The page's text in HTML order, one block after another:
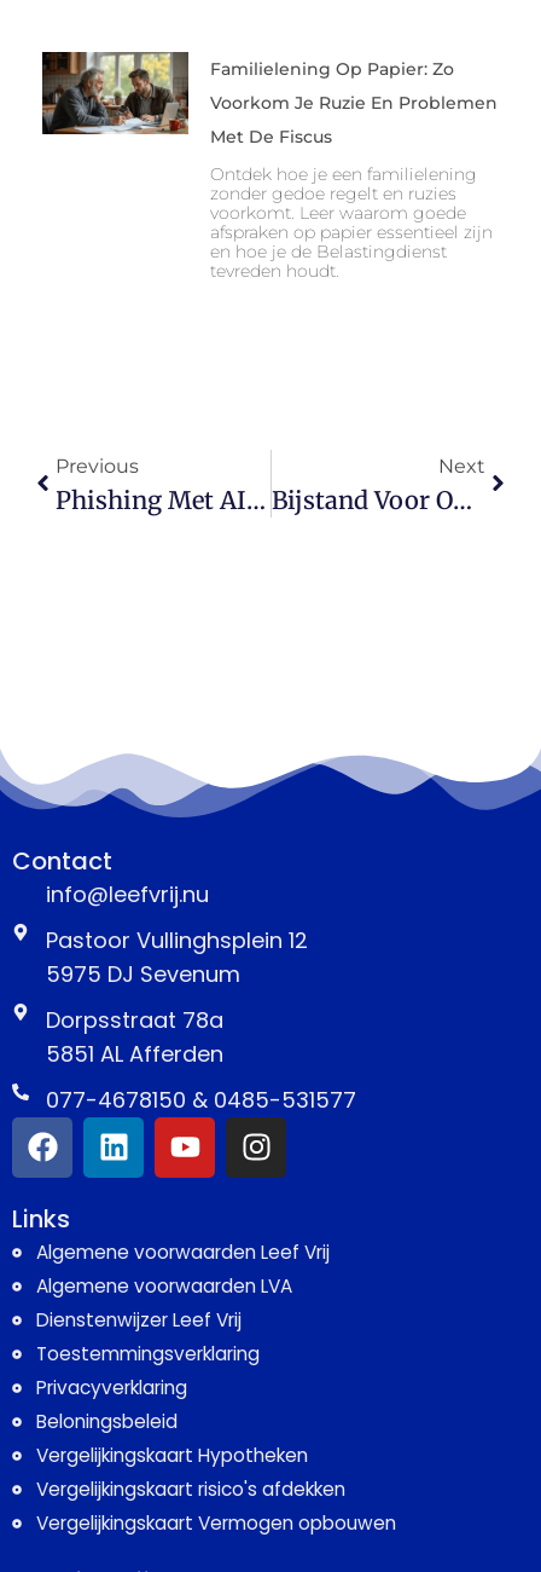
Familielening Op Papier: Zo
Voorkom Je Ruzie En Problemen
Met De Fiscus
Ontdek hoe je een familielening
zonder gedoe regelt en ruzies
voorkomt. Leer waarom goede
afspraken op papier essentieel zijn
en hoe je de Belastingdienst
tevreden houdt.
Previous
Phishing Met AI Zorgt Voor 54 Procent Meer Klikken Bij Kleine Bedrijven
Next
Bijstand Voor Ondernemers: Eerst Spaargeld Opmaken, Dan Pas Hulp Mogelijk
Contact
info@leefvrij.nu
Pastoor Vullinghsplein 12
5975 DJ Sevenum
Dorpsstraat 78a
5851 AL Afferden
077-4678150 & 0485-531577
Links
Algemene voorwaarden Leef Vrij
Algemene voorwaarden LVA
Dienstenwijzer Leef Vrij
Toestemmingsverklaring
Privacyverklaring
Beloningsbeleid
Vergelijkingskaart Hypotheken
Vergelijkingskaart risico's afdekken
Vergelijkingskaart Vermogen opbouwen